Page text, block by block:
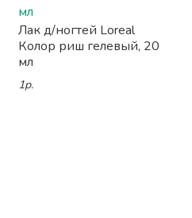
Лак д/ногтей Loreal
Колор риш гелевый, 20
мл
1р.